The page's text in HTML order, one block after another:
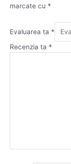
marcate cu *
Evaluarea ta *
Recenzia ta *